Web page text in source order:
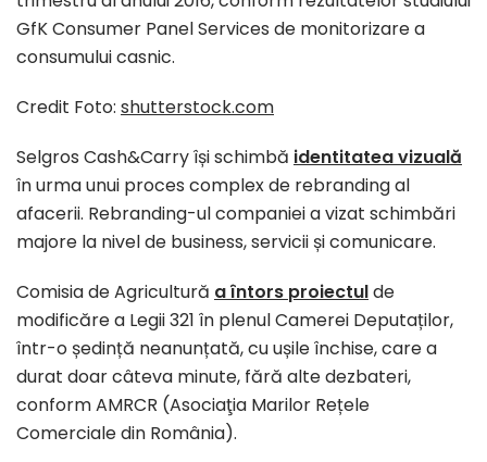
GfK Consumer Panel Services de monitorizare a
consumului casnic.
Credit Foto: shutterstock.com
Selgros Cash&Carry își schimbă identitatea vizuală
în urma unui proces complex de rebranding al
afacerii. Rebranding-ul companiei a vizat schimbări
majore la nivel de business, servicii și comunicare.
Comisia de Agricultură a întors proiectulde
modificăre a Legii 321 în plenul Camerei Deputaților,
într-o ședință neanunțată, cu ușile închise, care a
durat doar câteva minute, fără alte dezbateri,
conform AMRCR (Asociaţia Marilor Rețele
Comerciale din România).